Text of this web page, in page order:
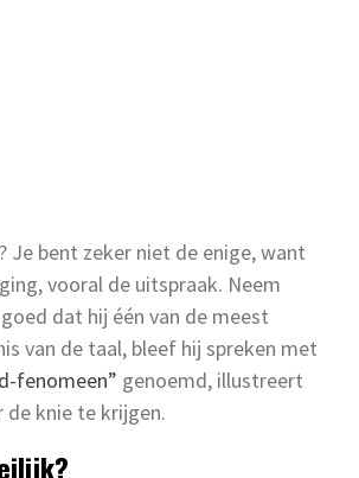
Je bent zeker niet de enige, want
vooral de uitspraak. Neem
dat hij één van de meest
van de taal, bleef hij spreken met
fenomeen” genoemd, illustreert
knie te krijgen.